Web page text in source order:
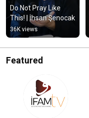
Do Not Pray Like
This! | İhsan Şenocak
36K views
Featured